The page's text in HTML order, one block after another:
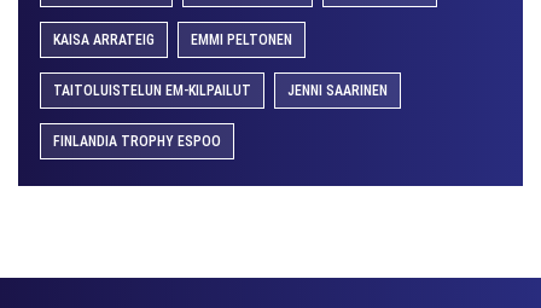
KAISA ARRATEIG EMMI PELTONEN
TAITOLUISTELUN EM-KILPAILUT JENNI SAARINEN
FINLANDIA TROPHY ESPOO